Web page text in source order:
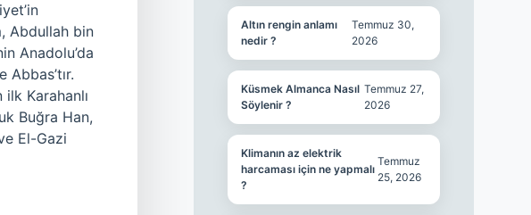
Abdullah bin
Anadolu’da
Karahanlı
Buğra Han,
El-Gazi
Altın rengin anlamı
nedir ?
Temmuz 30,
2026
Küsmek Almanca Nasıl
Söylenir ?
Temmuz 27,
2026
Klimanın az elektrik
harcaması için ne yapmalı
?
Temmuz
25, 2026